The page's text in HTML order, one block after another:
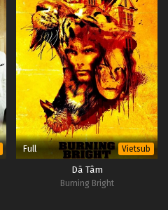
Full Vietsub
Dã Tâm
Burning Bright